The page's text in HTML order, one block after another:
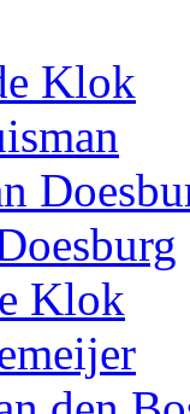
Klok
Klok